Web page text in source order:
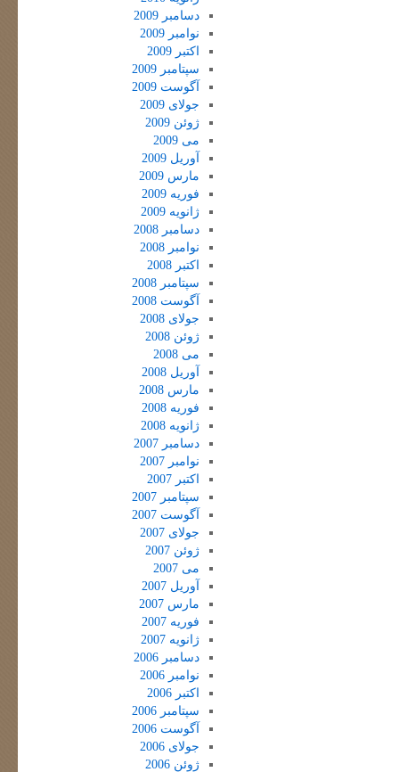
دسامبر 2009
نوامبر 2009
اکتبر 2009
سپتامبر 2009
آگوست 2009
جولای 2009
ژوئن 2009
می 2009
آوریل 2009
مارس 2009
فوریه 2009
ژانویه 2009
دسامبر 2008
نوامبر 2008
اکتبر 2008
سپتامبر 2008
آگوست 2008
جولای 2008
ژوئن 2008
می 2008
آوریل 2008
مارس 2008
فوریه 2008
ژانویه 2008
دسامبر 2007
نوامبر 2007
اکتبر 2007
سپتامبر 2007
آگوست 2007
جولای 2007
ژوئن 2007
می 2007
آوریل 2007
مارس 2007
فوریه 2007
ژانویه 2007
دسامبر 2006
نوامبر 2006
اکتبر 2006
سپتامبر 2006
آگوست 2006
جولای 2006
ژوئن 2006